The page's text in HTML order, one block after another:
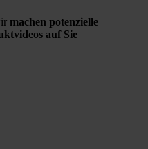
machen potenzielle
auf Sie